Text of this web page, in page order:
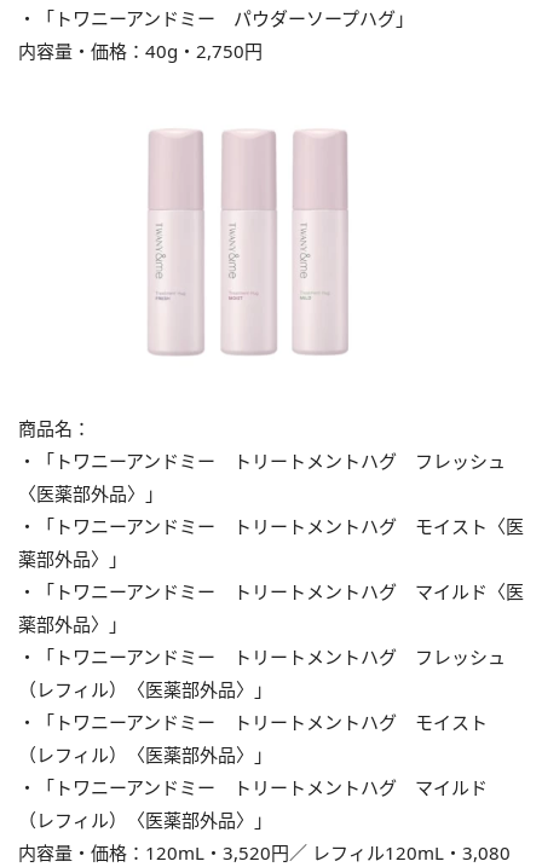
・「トワニーアンドミー パウダーソープハグ」
内容量・価格：40g・2,750円
商品名：
・「トワニーアンドミー トリートメントハグ フレッシュ
〈医薬部外品〉」
・「トワニーアンドミー トリートメントハグ モイスト〈医
薬部外品〉」
・「トワニーアンドミー トリートメントハグ マイルド〈医
薬部外品〉」
・「トワニーアンドミー トリートメントハグ フレッシュ
（レフィル）〈医薬部外品〉」
・「トワニーアンドミー トリートメントハグ モイスト
（レフィル）〈医薬部外品〉」
・「トワニーアンドミー トリートメントハグ マイルド
（レフィル）〈医薬部外品〉」
内容量・価格：120mL・3,520円／ レフィル120mL・3,080